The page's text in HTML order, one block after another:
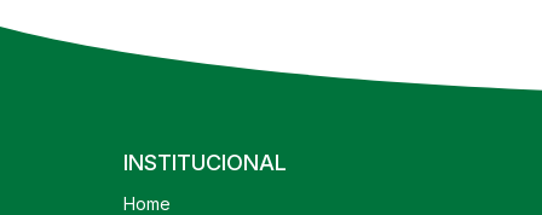
INSTITUCIONAL
Home